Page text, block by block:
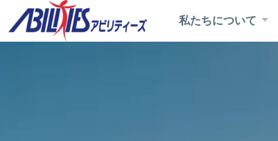
私たちについて